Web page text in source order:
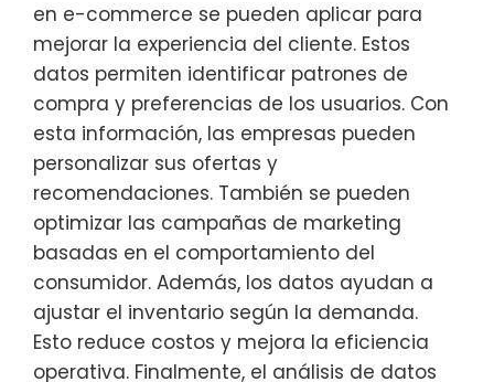
en e-commerce se pueden aplicar para
mejorar la experiencia del cliente. Estos
datos permiten identificar patrones de
compra y preferencias de los usuarios. Con
esta información, las empresas pueden
personalizar sus ofertas y
recomendaciones. También se pueden
optimizar las campañas de marketing
basadas en el comportamiento del
consumidor. Además, los datos ayudan a
ajustar el inventario según la demanda.
Esto reduce costos y mejora la eficiencia
operativa. Finalmente, el análisis de datos